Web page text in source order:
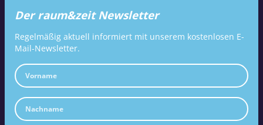
Der raum&zeit Newsletter
Regelmäßig aktuell informiert mit unserem kostenlosen E-
Mail-Newsletter.